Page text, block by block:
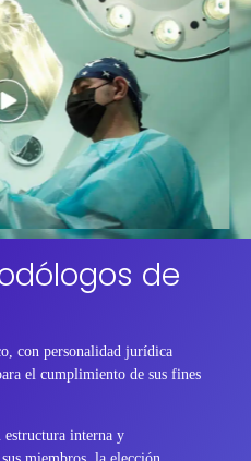
de
con personalidad jurídica
el cumplimiento de sus fines
estructura interna y